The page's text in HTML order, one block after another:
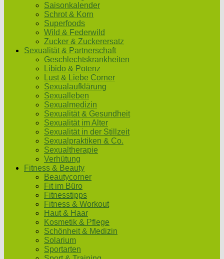
Saisonkalender
Schrot & Korn
Superfoods
Wild & Federwild
Zucker & Zuckerersatz
Sexualität & Partnerschaft
Geschlechtskrankheiten
Libido & Potenz
Lust & Liebe Corner
Sexualaufklärung
Sexualleben
Sexualmedizin
Sexualität & Gesundheit
Sexualität im Alter
Sexualität in der Stillzeit
Sexualpraktiken & Co.
Sexualtherapie
Verhütung
Fitness & Beauty
Beautycorner
Fit im Büro
Fitnesstipps
Fitness & Workout
Haut & Haar
Kosmetik & Pflege
Schönheit & Medizin
Solarium
Sportarten